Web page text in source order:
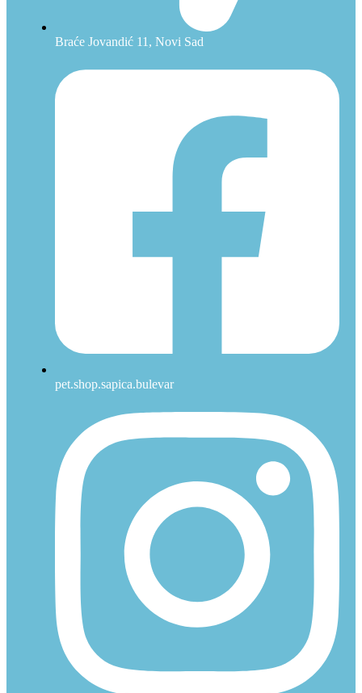
Braće Jovandić 11, Novi Sad
pet.shop.sapica.bulevar